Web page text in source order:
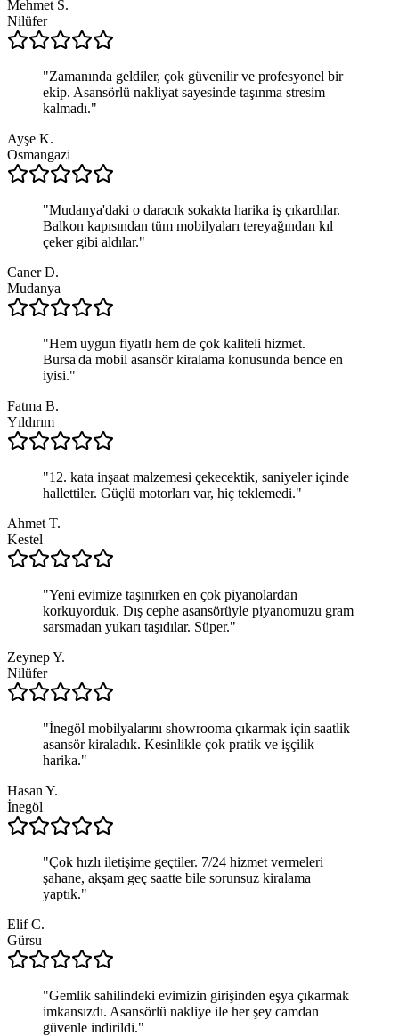
Mehmet S.
Nilüfer
"Zamanında geldiler, çok güvenilir ve profesyonel bir
ekip. Asansörlü nakliyat sayesinde taşınma stresim
kalmadı."
Ayşe K.
Osmangazi
"Mudanya'daki o daracık sokakta harika iş çıkardılar.
Balkon kapısından tüm mobilyaları tereyağından kıl
çeker gibi aldılar."
Caner D.
Mudanya
"Hem uygun fiyatlı hem de çok kaliteli hizmet.
Bursa'da mobil asansör kiralama konusunda bence en
iyisi."
Fatma B.
Yıldırım
"12. kata inşaat malzemesi çekecektik, saniyeler içinde
hallettiler. Güçlü motorları var, hiç teklemedi."
Ahmet T.
Kestel
"Yeni evimize taşınırken en çok piyanolardan
korkuyorduk. Dış cephe asansörüyle piyanomuzu gram
sarsmadan yukarı taşıdılar. Süper."
Zeynep Y.
Nilüfer
"İnegöl mobilyalarını showrooma çıkarmak için saatlik
asansör kiraladık. Kesinlikle çok pratik ve işçilik
harika."
Hasan Y.
İnegöl
"Çok hızlı iletişime geçtiler. 7/24 hizmet vermeleri
şahane, akşam geç saatte bile sorunsuz kiralama
yaptık."
Elif C.
Gürsu
"Gemlik sahilindeki evimizin girişinden eşya çıkarmak
imkansızdı. Asansörlü nakliye ile her şey camdan
güvenle indirildi."